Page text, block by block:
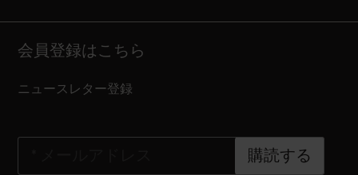
会員登録はこちら
ニュースレター登録
購読する